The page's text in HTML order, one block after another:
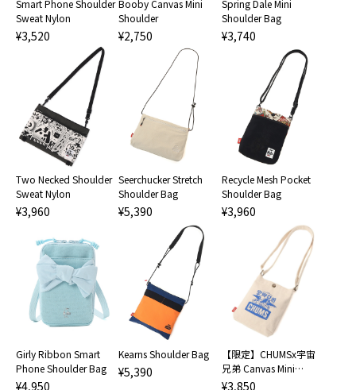
Smart Phone Shoulder
Sweat Nylon
¥3,520
Booby Canvas Mini
Shoulder
¥2,750
Spring Dale Mini
Shoulder Bag
¥3,740
Two Necked Shoulder
Sweat Nylon
¥3,960
Seerchucker Stretch
Shoulder Bag
¥5,390
Recycle Mesh Pocket
Shoulder Bag
¥3,960
Girly Ribbon Smart
Phone Shoulder Bag
¥4,950
Kearns Shoulder Bag
¥5,390
【限定】CHUMSx宇宙
兄弟 Canvas Mini
Shoulder
¥3,850